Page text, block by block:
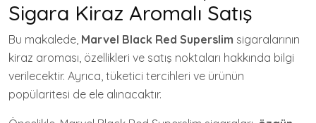
Sigara Kiraz Aromalı Satış
Bu makalede, Marvel Black Red Superslim sigaralarının
kiraz aroması, özellikleri ve satış noktaları hakkında bilgi
verilecektir. Ayrıca, tüketici tercihleri ve ürünün
popülaritesi de ele alınacaktır.